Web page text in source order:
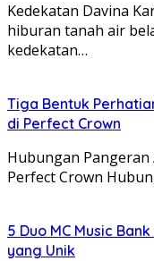
Kedekatan Davina
hiburan tanah air
kedekatan…
Tiga Bentuk
di Perfect Crown
Hubungan Pangeran
Perfect Crown
5 Duo MC Music
yang Unik